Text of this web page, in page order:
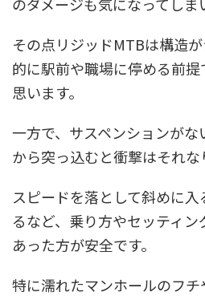
その点リジッドMTBは構造
的に駅前や職場に停める前
思います。
一方で、サスペンションが
から突っ込むと衝撃はそれな
スピードを落として斜めに入
るなど、乗り方やセッティ
あった方が安全です。
特に濡れたマンホールのフ